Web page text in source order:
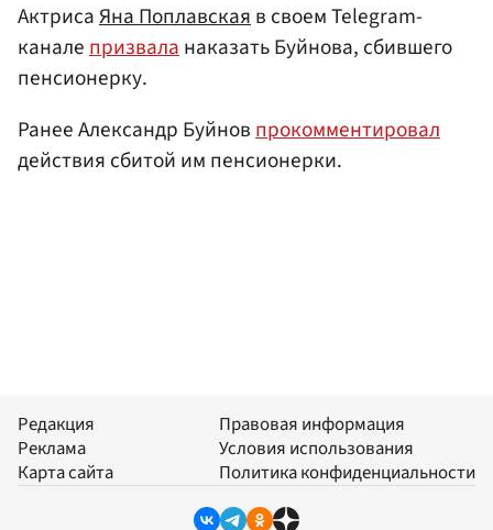
АктрисаЯна Поплавскаяв своем Telegram-
каналепризваланаказать Буйнова, сбившего
пенсионерку.
Ранее Александр Буйновпрокомментировал
действия сбитой им пенсионерки.
Редакция
Реклама
Карта сайта
Правовая информация
Условия использования
Политика конфиденциальности